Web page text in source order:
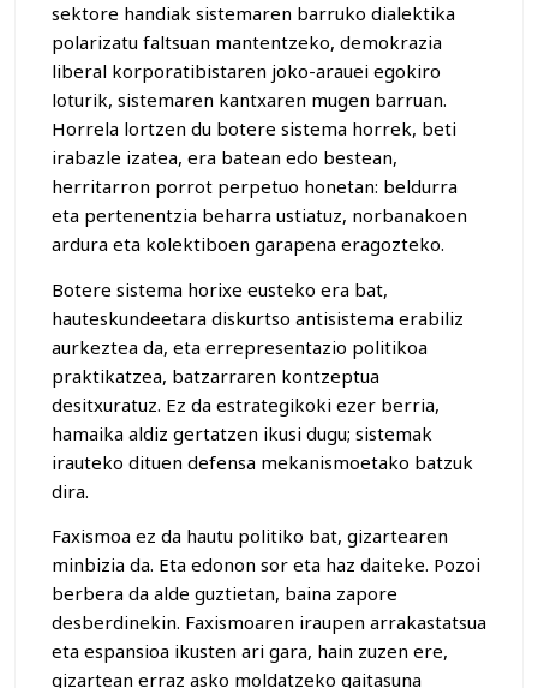
sektore handiak sistemaren barruko dialektika
polarizatu faltsuan mantentzeko, demokrazia
liberal korporatibistaren joko-arauei egokiro
loturik, sistemaren kantxaren mugen barruan.
Horrela lortzen du botere sistema horrek, beti
irabazle izatea, era batean edo bestean,
herritarron porrot perpetuo honetan: beldurra
eta pertenentzia beharra ustiatuz, norbanakoen
ardura eta kolektiboen garapena eragozteko.
Botere sistema horixe eusteko era bat,
hauteskundeetara diskurtso antisistema erabiliz
aurkeztea da, eta errepresentazio politikoa
praktikatzea, batzarraren kontzeptua
desitxuratuz. Ez da estrategikoki ezer berria,
hamaika aldiz gertatzen ikusi dugu; sistemak
irauteko dituen defensa mekanismoetako batzuk
dira.
Faxismoa ez da hautu politiko bat, gizartearen
minbizia da. Eta edonon sor eta haz daiteke. Pozoi
berbera da alde guztietan, baina zapore
desberdinekin. Faxismoaren iraupen arrakastatsua
eta espansioa ikusten ari gara, hain zuzen ere,
gizartean erraz asko moldatzeko gaitasuna